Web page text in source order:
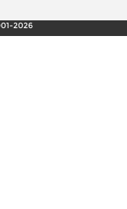
2026